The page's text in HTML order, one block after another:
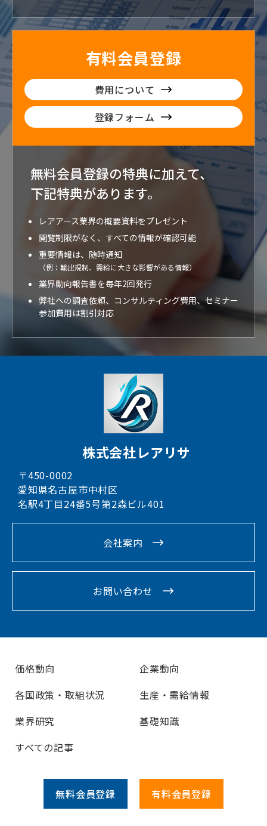
有料会員登録
費用について
登録フォーム
無料会員登録の特典に加えて、
下記特典があります。
レアアース業界の概要資料をプレゼント
閲覧制限がなく、すべての情報が確認可能
重要情報は、随時通知
（例：輸出規制、需給に大きな影響がある情報）
業界動向報告書を毎年2回発行
弊社への調査依頼、コンサルティング費用、セミナー
参加費用は割引対応
株式会社レアリサ
〒450-0002
愛知県名古屋市中村区
名駅4丁目24番5号第2森ビル401
会社案内
お問い合わせ
価格動向
企業動向
各国政策・取組状況
生産・需給情報
業界研究
基礎知識
すべての記事
無料会員登録 有料会員登録